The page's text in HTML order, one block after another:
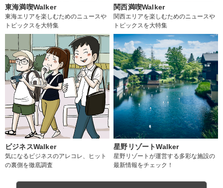
東海満喫Walker
東海エリアを楽しむためのニュースや
トピックスを大特集
関西満喫Walker
関西エリアを楽しむためのニュースや
トピックスを大特集
ビジネスWalker
気になるビジネスのアレコレ、ヒット
の裏側を徹底調査
星野リゾートWalker
星野リゾートが運営する多彩な施設の
最新情報をチェック！